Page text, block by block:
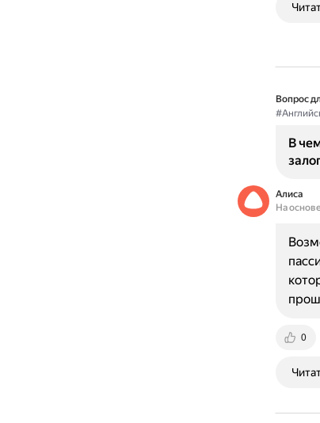
Вопрос
В
Алиса
На
0